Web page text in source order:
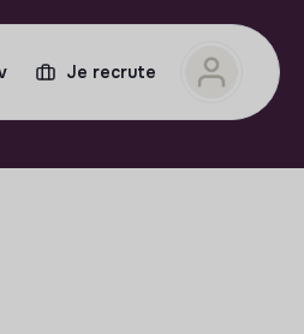
Je recrute